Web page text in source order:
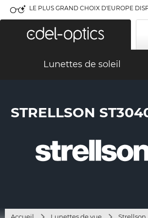
LE PLUS GRAND CHOIX D'EUROPE
Lunettes de soleil
STRELLSON